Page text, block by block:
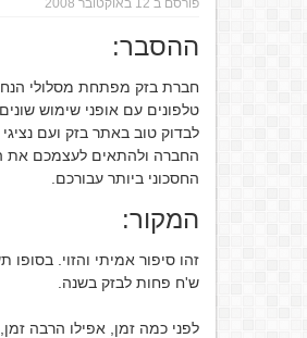
פורסם ב 12 באוקטובר 2008
ההסבר:
חברת בזק מפתחת מסלולי
טלפונים עם אופני שימוש
לבדוק טוב באתר בזק ועם
החברה ולהתאים לעצמכם את
החסכוני ביותר עבורכם.
המקור:
ש'ח פחות לבזק בשנה.
לפני כמה זמן, אפילו הרבה